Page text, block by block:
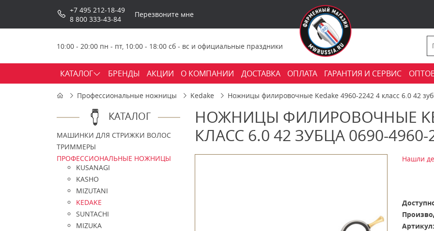
+7 495 212-18-49
8 800 333-43-84
Перезвоните мне
10:00 - 20:00 пн - пт, 10:00 - 18:00 сб - вс и официальные праздники
КАТАЛОГ БРЕНДЫ АКЦИИ О КОМПАНИИ ДОСТАВКА ОПЛАТА ГАРАНТИЯ И СЕРВИС
Профессиональные ножницы Kedake Ножницы филировочные Kedake 4960-2242 4 класс 6.0 42
КАТАЛОГ
МАШИНКИ ДЛЯ СТРИЖКИ ВОЛОС
ТРИММЕРЫ
ПРОФЕССИОНАЛЬНЫЕ НОЖНИЦЫ
KUSANAGI
KASHO
MIZUTANI
KEDAKE
SUNTACHI
MIZUKA
НОЖНИЦЫ ФИЛИРОВОЧНЫЕ
КЛАСС 6.0 42 ЗУБЦА 0690-4960-
Нашли
Артикул: